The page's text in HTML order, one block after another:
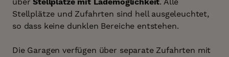
Stellplätze mit Lademöglichkeit
Stellplätze und Zufahrten sind hell ausgeleuchtet,
so dass keine dunklen Bereiche entstehen.
Die Garagen verfügen über separate Zufahrten mit